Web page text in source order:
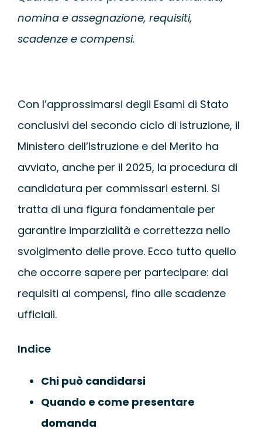
SERVIZI PER
NEWS
nomina e assegnazione, requisiti,
scadenze e compensi.
Con l’approssimarsi degli Esami di Stato
conclusivi del secondo ciclo di istruzione, il
Ministero dell’Istruzione e del Merito ha
avviato, anche per il 2025, la procedura di
candidatura per commissari esterni. Si
tratta di una figura fondamentale per
garantire imparzialità e correttezza nello
svolgimento delle prove. Ecco tutto quello
che occorre sapere per partecipare: dai
requisiti ai compensi, fino alle scadenze
ufficiali.
Indice
Chi può candidarsi
Quando e come presentare
domanda